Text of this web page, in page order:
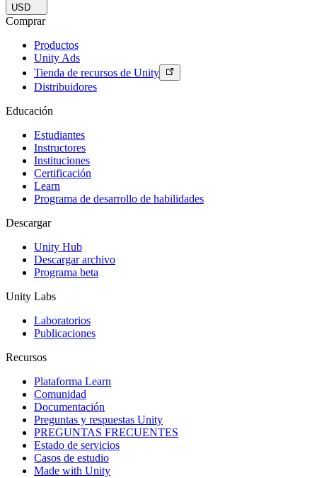
USD
Comprar
Productos
Unity Ads
Tienda de recursos de Unity
Distribuidores
Educación
Estudiantes
Instructores
Instituciones
Certificación
Learn
Programa de desarrollo de habilidades
Descargar
Unity Hub
Descargar archivo
Programa beta
Unity Labs
Laboratorios
Publicaciones
Recursos
Plataforma Learn
Comunidad
Documentación
Preguntas y respuestas Unity
PREGUNTAS FRECUENTES
Estado de servicios
Casos de estudio
Made with Unity